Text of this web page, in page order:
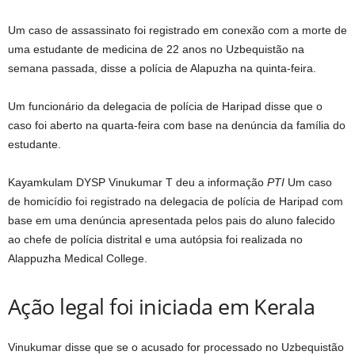
Um caso de assassinato foi registrado em conexão com a morte de
uma estudante de medicina de 22 anos no Uzbequistão na
semana passada, disse a polícia de Alapuzha na quinta-feira.
Um funcionário da delegacia de polícia de Haripad disse que o
caso foi aberto na quarta-feira com base na denúncia da família do
estudante.
Kayamkulam DYSP Vinukumar T deu a informação PTI Um caso
de homicídio foi registrado na delegacia de polícia de Haripad com
base em uma denúncia apresentada pelos pais do aluno falecido
ao chefe de polícia distrital e uma autópsia foi realizada no
Alappuzha Medical College.
Ação legal foi iniciada em Kerala
Vinukumar disse que se o acusado for processado no Uzbequistão